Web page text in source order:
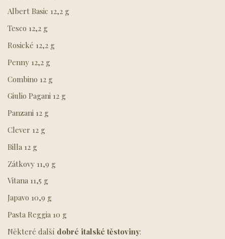
Albert Basic 12,2 g
Tesco 12,2 g
Rosické 12,2 g
Penny 12,2 g
Combino 12 g
Giulio Pagani 12 g
Panzani 12 g
Clever 12 g
Billa 12 g
Zátkovy 11,9 g
Vitana 11,5 g
Japavo 10,9 g
Pasta Reggia 10 g
Některé další dobré italské těstoviny: